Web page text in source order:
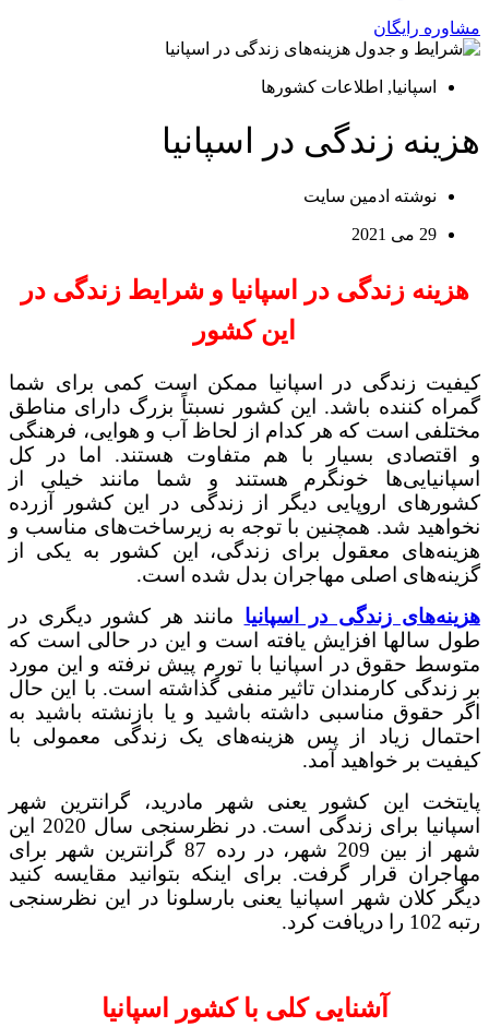
مشاوره رایگان
اسپانیا, اطلاعات کشورها
هزینه زندگی در اسپانیا
نوشته ادمین سایت
29 می 2021
هزینه زندگی در اسپانیا و شرایط زندگی در
این کشور
کیفیت زندگی در اسپانیا ممکن است کمی برای شما
گمراه کننده باشد. این کشور نسبتاً بزرگ دارای مناطق
مختلفی است که هر کدام از لحاظ آب و هوایی، فرهنگی
و اقتصادی بسیار با هم متفاوت هستند. اما در کل
اسپانیایی‌ها خونگرم هستند و شما مانند خیلی از
کشورهای اروپایی دیگر از زندگی در این کشور آزرده
نخواهید شد. همچنین با توجه به زیرساخت‌های مناسب و
هزینه‌های معقول برای زندگی، این کشور به یکی از
گزینه‌های اصلی مهاجران بدل شده است.
هزینه‌های زندگی در اسپانیا مانند هر کشور دیگری در
طول سالها افزایش یافته است و این در حالی است که
متوسط ​​حقوق در اسپانیا با تورم پیش نرفته و این مورد
بر زندگی کارمندان تاثیر منفی گذاشته است. با این حال
اگر حقوق مناسبی داشته باشید و یا بازنشته باشید به
احتمال زیاد از پس هزینه‌های یک زندگی معمولی با
کیفیت بر خواهید آمد.
پایتخت این کشور یعنی شهر مادرید، گرانترین شهر
اسپانیا برای زندگی است. در نظرسنجی سال 2020 این
شهر از بین 209 شهر، در رده 87 گرانترین شهر برای
مهاجران قرار گرفت. برای اینکه بتوانید مقایسه کنید
دیگر کلان شهر اسپانیا یعنی بارسلونا در این نظرسنجی
رتبه 102 را دریافت کرد.
آشنایی کلی با کشور اسپانیا